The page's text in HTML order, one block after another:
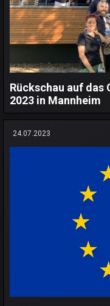
Rückschau auf das
2023 in Mannheim
24.07.2023